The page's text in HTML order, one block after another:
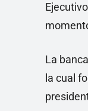
La
la cual